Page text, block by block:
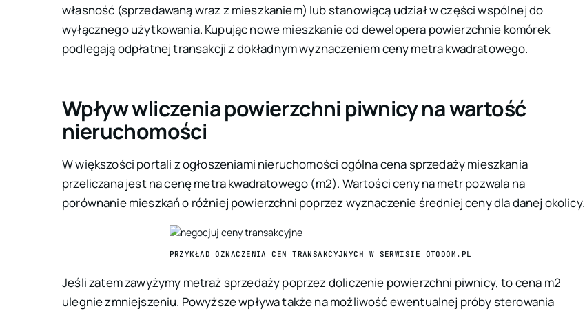
własność (sprzedawaną wraz z mieszkaniem) lub stanowiącą udział w części wspólnej do
wyłącznego użytkowania. Kupując nowe mieszkanie od dewelopera powierzchnie komórek
podlegają odpłatnej transakcji z dokładnym wyznaczeniem ceny metra kwadratowego.
Wpływ wliczenia powierzchni piwnicy na wartość
nieruchomości
W większości portali z ogłoszeniami nieruchomości ogólna cena sprzedaży mieszkania
przeliczana jest na cenę metra kwadratowego (m2). Wartości ceny na metr pozwala na
porównanie mieszkań o różniej powierzchni poprzez wyznaczenie średniej ceny dla danej okolicy.
PRZYKŁAD OZNACZENIA CEN TRANSAKCYJNYCH W SERWISIE OTODOM.PL
Jeśli zatem zawyżymy metraż sprzedaży poprzez doliczenie powierzchni piwnicy, to cena m2
ulegnie zmniejszeniu. Powyższe wpływa także na możliwość ewentualnej próby sterowania